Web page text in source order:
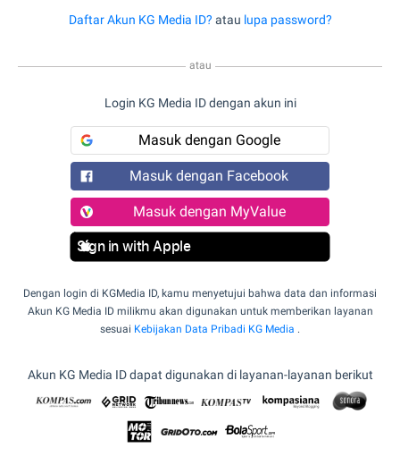
Daftar Akun KG Media ID? atau lupa password?
atau
Login KG Media ID dengan akun ini
Masuk dengan Google
Masuk dengan Facebook
Masuk dengan MyValue
Sign in with Apple
Dengan login di KGMedia ID, kamu menyetujui bahwa data dan informasi
Akun KG Media ID milikmu akan digunakan untuk memberikan layanan
sesuai Kebijakan Data Pribadi KG Media .
Akun KG Media ID dapat digunakan di layanan-layanan berikut